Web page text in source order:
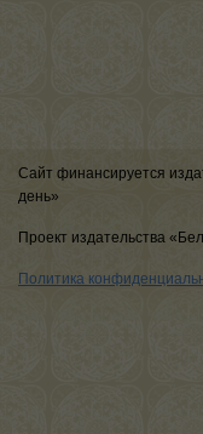
Сайт финансируется
день»
Проект издательства
Политика